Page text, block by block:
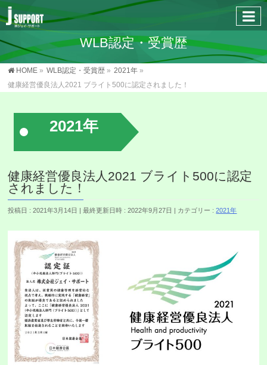
WLB認定・受賞歴
HOME » WLB認定・受賞歴 » 2021年 »
健康経営優良法人2021 ブライト500に認定されました！
2021年
健康経営優良法人2021 ブライト500に認定
されました！
投稿日 : 2021年3月14日 最終更新日時 : 2022年9月27日 カテゴリー :2021年